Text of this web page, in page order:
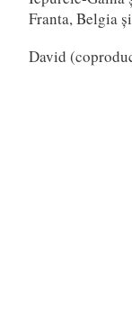
Franta, Belgia
David